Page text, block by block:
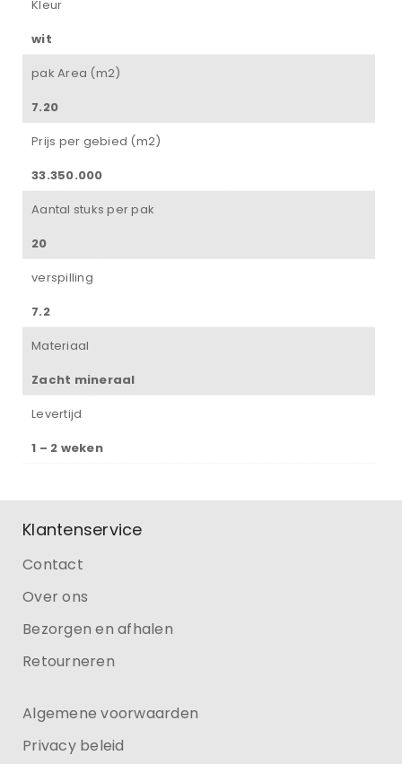
Kleur
wit
pak Area (m2)
7.20
Prijs per gebied (m2)
33.350.000
Aantal stuks per pak
20
verspilling
7.2
Materiaal
Zacht mineraal
Levertijd
1 – 2 weken
Klantenservice
Contact
Over ons
Bezorgen en afhalen
Retourneren
Algemene voorwaarden
Privacy beleid